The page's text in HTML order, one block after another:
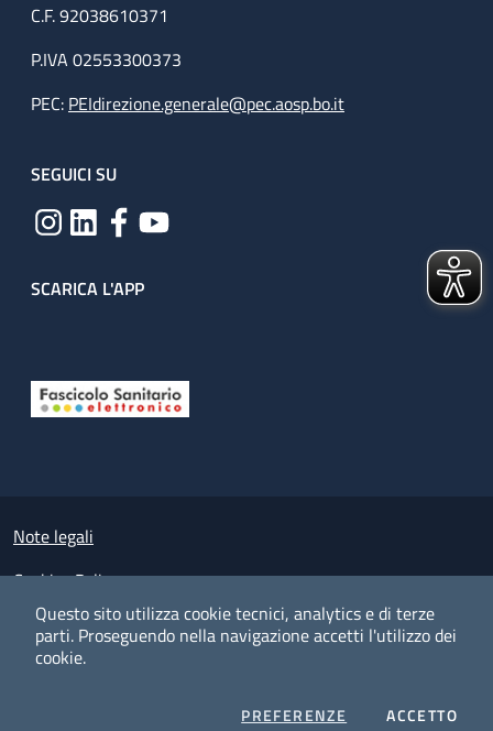
Questo sito utilizza cookie tecnici, analytics e di terze
parti. Proseguendo nella navigazione accetti l'utilizzo dei
cookie.
PREFERENZE COOKIESACCETTOI
C.F. 92038610371
P.IVA 02553300373
PEC: PEIdirezione.generale@pec.aosp.bo.it
SEGUICI SU
SCARICA L'APP
Small prints
Note legali
Cookies Policy
Policy privacy e protezione del dato personale
Albo pretorio on-line